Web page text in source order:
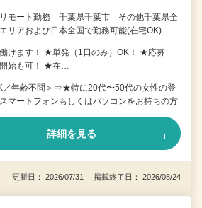
モート勤務 千葉県千葉市 その他千葉県全
リアおよび日本全国で勤務可能(在宅OK)
けます！ ★単発（1日のみ）OK！ ★応募
始も可！ ★在…
／年齢不問＞⇒★特に20代〜50代の女性の登
ートフォンもしくはパソコンをお持ちの方
詳細を見る
更新日： 2026/07/31 掲載終了日： 2026/08/24